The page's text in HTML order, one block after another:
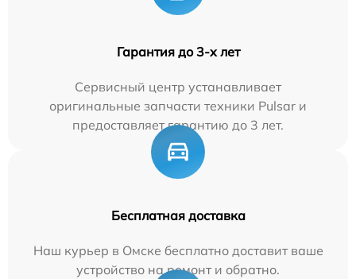
Гарантия до 3-х лет
Сервисный центр устанавливает
оригинальные запчасти техники Pulsar и
предоставляет гарантию до 3 лет.
Бесплатная доставка
Наш курьер в Омске бесплатно доставит ваше
устройство на ремонт и обратно.